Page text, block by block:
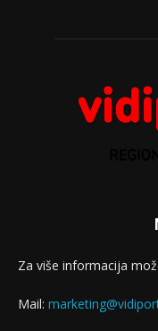
Za više informacija
Mail: